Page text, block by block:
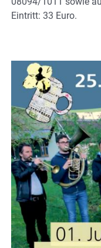
Eintritt: 33 Euro.